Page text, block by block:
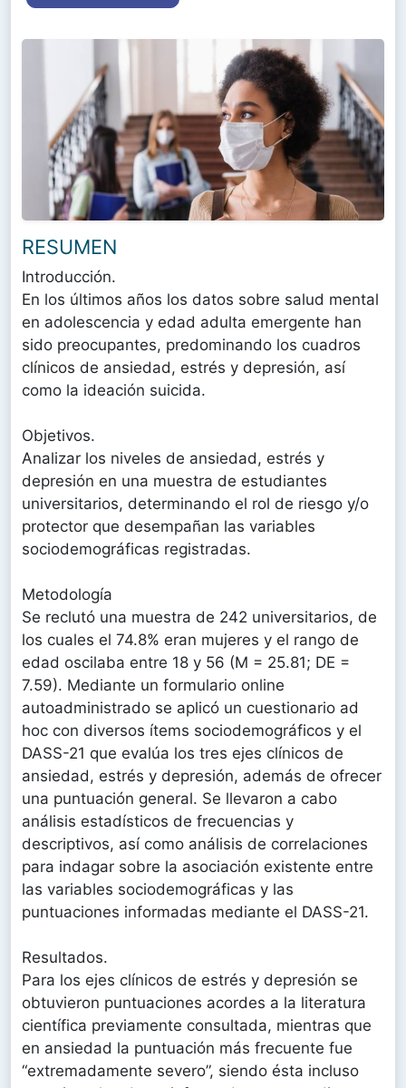
RESUMEN
Introducción.
En los últimos años los datos sobre salud mental
en adolescencia y edad adulta emergente han
sido preocupantes, predominando los cuadros
clínicos de ansiedad, estrés y depresión, así
como la ideación suicida.
Objetivos.
Analizar los niveles de ansiedad, estrés y
depresión en una muestra de estudiantes
universitarios, determinando el rol de riesgo y/o
protector que desempañan las variables
sociodemográficas registradas.
Metodología
Se reclutó una muestra de 242 universitarios, de
los cuales el 74.8% eran mujeres y el rango de
edad oscilaba entre 18 y 56 (M = 25.81; DE =
7.59). Mediante un formulario online
autoadministrado se aplicó un cuestionario ad
hoc con diversos ítems sociodemográficos y el
DASS-21 que evalúa los tres ejes clínicos de
ansiedad, estrés y depresión, además de ofrecer
una puntuación general. Se llevaron a cabo
análisis estadísticos de frecuencias y
descriptivos, así como análisis de correlaciones
para indagar sobre la asociación existente entre
las variables sociodemográficas y las
puntuaciones informadas mediante el DASS-21.
Resultados.
Para los ejes clínicos de estrés y depresión se
obtuvieron puntuaciones acordes a la literatura
científica previamente consultada, mientras que
en ansiedad la puntuación más frecuente fue
“extremadamente severo”, siendo ésta incluso